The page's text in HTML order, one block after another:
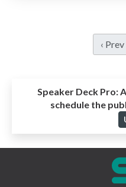
‹ Prev
Speaker Deck Pro:
schedule the